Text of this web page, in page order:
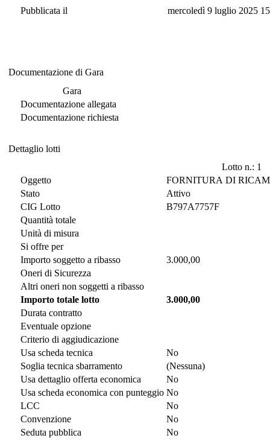
Pubblicata il mercoledì 9 luglio 2025
Documentazione di Gara
Gara
Documentazione allegata
Documentazione richiesta
Dettaglio lotti
Lotto n.: 1
Oggetto
FORNITURA DI
Stato
Attivo
CIG Lotto
B797A7757F
Quantità totale
Unità di misura
Si offre per
Importo soggetto a ribasso
3.000,00
Oneri di Sicurezza
Altri oneri non soggetti a ribasso
Importo totale lotto
3.000,00
Durata contratto
Eventuale opzione
Criterio di aggiudicazione
Usa scheda tecnica
No
Soglia tecnica sbarramento
(Nessuna)
Usa dettaglio offerta economica
No
Usa scheda economica con punteggio No
LCC
No
Convenzione
No
Seduta pubblica
No